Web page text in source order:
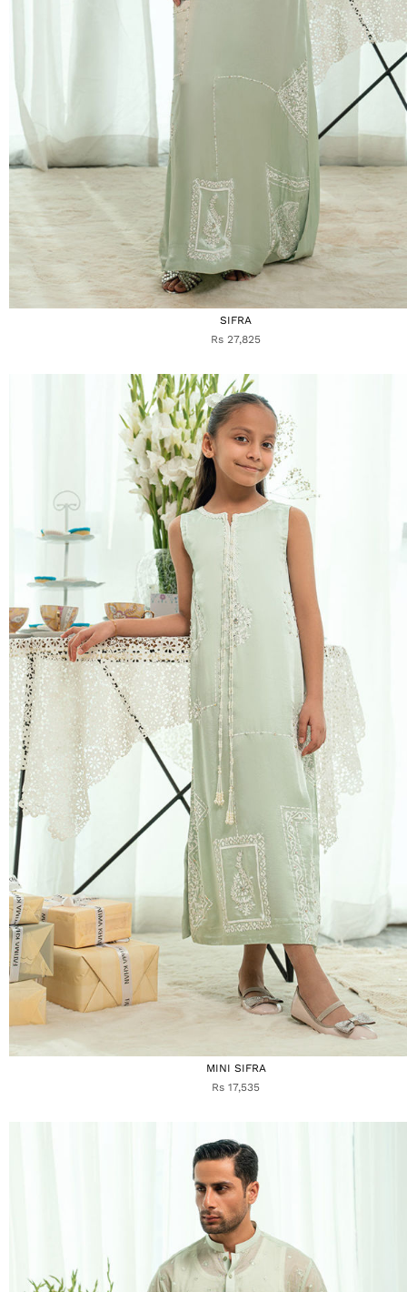
SIFRA
Rs 27,825
MINI SIFRA
Rs 17,535